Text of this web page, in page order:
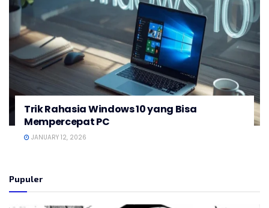
Trik Rahasia Windows 10 yang Bisa
Mempercepat PC
JANUARY 12, 2026
Pupuler